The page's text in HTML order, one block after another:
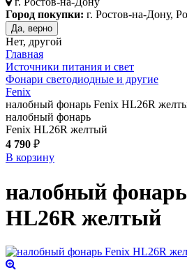
Город покупки: г. Ростов-на-Дону,
Да, верно
Нет, другой
Главная
Источники питания и свет
Фонари светодиодные и другие
Fenix
налобный фонарь Fenix HL26R
налобный фонарь
Fenix HL26R желтый
4 790 ₽
В корзину
налобный фонарь
HL26R желтый